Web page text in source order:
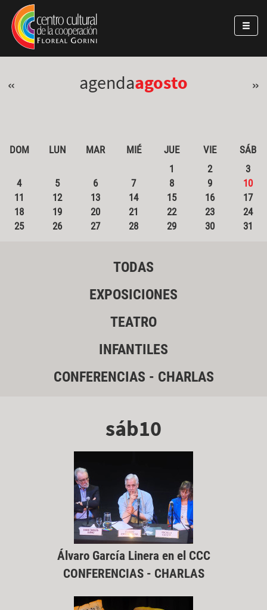
Pasar al contenido principal
Jump to main content
« agendaagosto »
DOM LUN MAR MIÉ JUE VIE
SÁB
1
2
3
4
5 6 7 8 9
10
11
12 13 14 15 16
17
18
19 20 21 22 23
24
25
26 27 28 29 30 31
TODAS
EXPOSICIONES
TEATRO
INFANTILES
CONFERENCIAS - CHARLAS
sáb10
Álvaro García Linera en el CCC
CONFERENCIAS - CHARLAS